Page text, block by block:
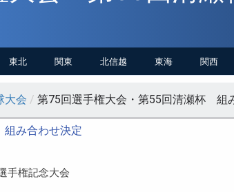
東北 関東 北信越 東海 関西
大会 / 第75回選手権大会・第55回清瀬杯 組
み合わせ決定
手権記念大会